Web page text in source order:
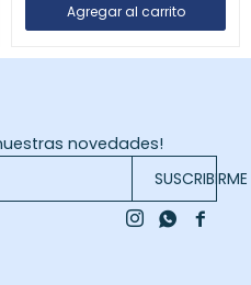
novedades!
SUSCRIBIRME

 